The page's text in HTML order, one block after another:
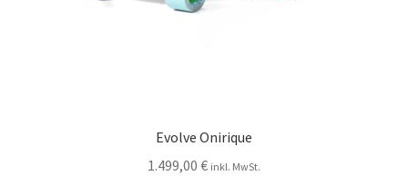
Evolve Onirique
1.499,00 € inkl. MwSt.